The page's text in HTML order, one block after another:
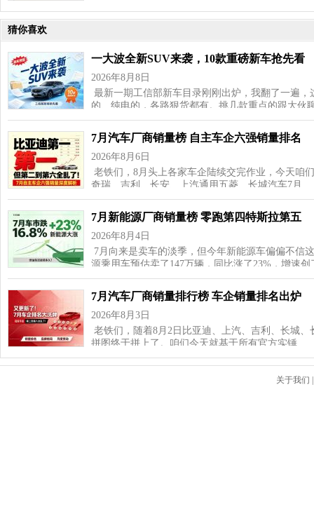
猜你喜欢
一大波全新SUV来袭，10款重磅新车抢先看
2026年8月8日
最新一期工信部新车目录刚刚出炉，我翻了一遍
的、纯电的，各路狠货都有。挑几款重点的跟大伙
7月汽车厂商销量榜 自主车企六强销量排名
2026年8月6日
老铁们，8月头上各家车企陆续交完作业，今天
奇瑞、吉利、长安、上汽通用五菱、长城汽车7月…
7月新能源厂商销量榜 零跑第四特斯拉第五
2026年8月4日
7月向来是卖车的淡季，但今年新能源车偏偏不信
源乘用车预估卖了147万辆，同比涨了23%，增速
7月汽车厂商销量排行榜 车企销量排名出炉
2026年8月3日
老铁们，随着8月2日比亚迪、上汽、吉利、长城
拼图终于拼上了。咱们今天就基于所有官方实锤…
关于我们